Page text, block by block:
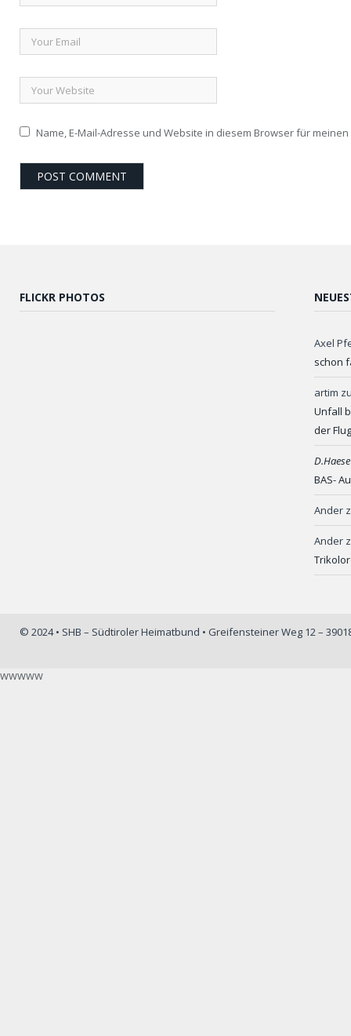
Name, E-Mail-Adresse und Website in diesem Browser für
FLICKR PHOTOS
Axel
schon
artim
Unfall
der
BAS-
Ander
Ander
© 2024 • SHB – Südtiroler Heimatbund • Greifensteiner Weg 12 –
wwwww